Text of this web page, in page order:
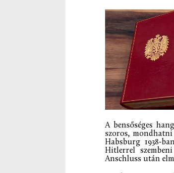
A bensőséges
szoros, mondhatni
Habsburg 1938-
Hitlerrel
Anschluss után